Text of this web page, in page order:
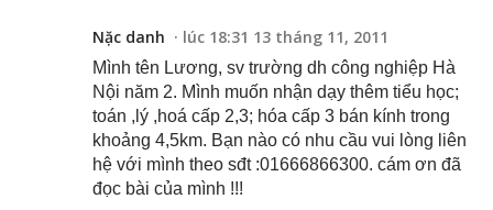
Nặc danh lúc 18:31 13 tháng 11, 2011
Mình tên Lương, sv trường dh công nghiệp Hà
Nội năm 2. Mình muốn nhận dạy thêm tiểu học;
toán ,lý ,hoá cấp 2,3; hóa cấp 3 bán kính trong
khoảng 4,5km. Bạn nào có nhu cầu vui lòng liên
hệ với mình theo sđt :01666866300. cám ơn đã
đọc bài của mình !!!